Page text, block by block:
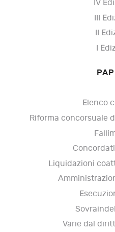
IV
III
II
I
Elenco
Riforma concorsuale
Liquidazioni
Varie dal